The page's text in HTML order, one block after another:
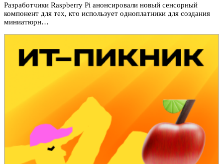
Разработчики Raspberry Pi анонсировали новый сенсорный
компонент для тех, кто использует одноплатники для создания
миниатюрн…